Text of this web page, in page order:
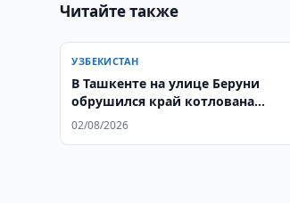
Читайте также
УЗБЕКИСТАН
В Ташкенте на улице Беруни
обрушился край котлована
строящегося дома
02/08/2026